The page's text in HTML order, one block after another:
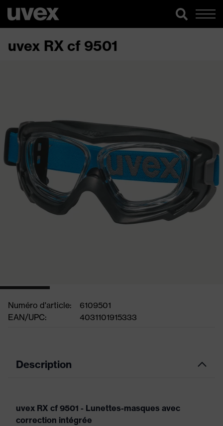
uvex RX cf 9501
Numéro d'article:
6109501
EAN/UPC:
4031101915333
Description
uvex RX cf 9501 - Lunettes-masques avec
correction intégrée